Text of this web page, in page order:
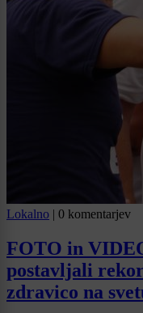
Lokalno | 0 komentarjev
FOTO in
postavljali
zdravico na